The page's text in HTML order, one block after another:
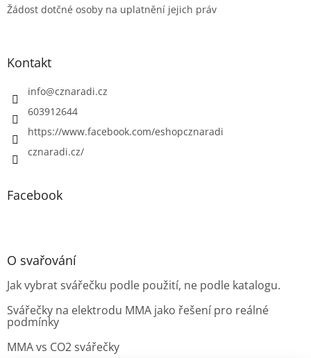
Žádost dotčné osoby na uplatnění jejich práv
Kontakt
info@cznaradi.cz
603912644
https://www.facebook.com/eshopcznaradi
cznaradi.cz/
Facebook
O svařování
Jak vybrat svářečku podle použití, ne podle katalogu.
Svářečky na elektrodu MMA jako řešení pro reálné
podmínky
MMA vs CO2 svářečky